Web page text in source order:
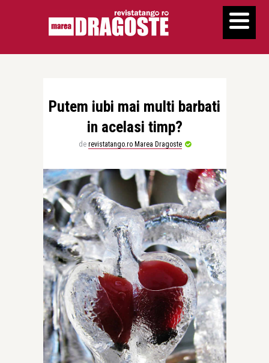
Putem iubi mai multi barbati
in acelasi timp?
de revistatango.ro Marea Dragoste